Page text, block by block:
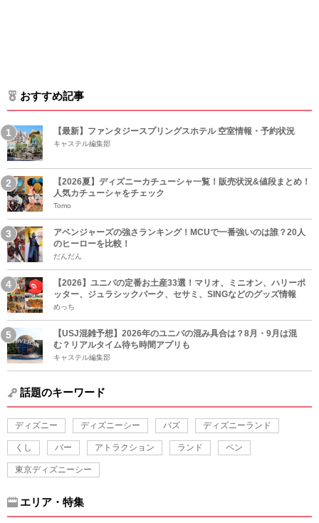
おすすめ記事
【最新】ファンタジースプリングスホテル 空室情報・予約状況
キャステル編集部
【2026夏】ディズニーカチューシャ一覧！販売状況&値段まとめ！
人気カチューシャをチェック
Tomo
アベンジャーズの強さランキング！MCUで一番強いのは誰？20人
のヒーローを比較！
だんだん
【2026】ユニバの定番お土産33選！マリオ、ミニオン、ハリーポ
ッター、ジュラシックパーク、セサミ、SINGなどのグッズ情報
めっち
【USJ混雑予想】2026年のユニバの混み具合は？8月・9月は混
む？リアルタイム待ち時間アプリも
キャステル編集部
話題のキーワード
ディズニー ディズニーシー バズ ディズニーランド
くし バー アトラクション ランド ペン
東京ディズニーシー
エリア・特集